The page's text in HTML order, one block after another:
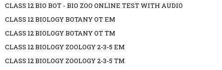
CLASS 12 BIO BOT - BIO ZOO ONLINE TEST WITH AUDIO
CLASS 12 BIOLOGY BOTANY OT EM
CLASS 12 BIOLOGY BOTANY OT TM
CLASS 12 BIOLOGY ZOOLOGY 2-3-5 EM
CLASS 12 BIOLOGY ZOOLOGY 2-3-5 TM